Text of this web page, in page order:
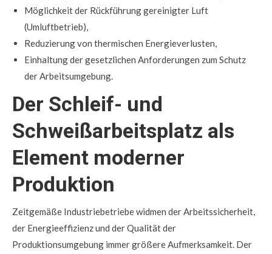
Möglichkeit der Rückführung gereinigter Luft
(Umluftbetrieb),
Reduzierung von thermischen Energieverlusten,
Einhaltung der gesetzlichen Anforderungen zum Schutz
der Arbeitsumgebung.
Der Schleif- und
Schweißarbeitsplatz als
Element moderner
Produktion
Zeitgemäße Industriebetriebe widmen der Arbeitssicherheit,
der Energieeffizienz und der Qualität der
Produktionsumgebung immer größere Aufmerksamkeit. Der